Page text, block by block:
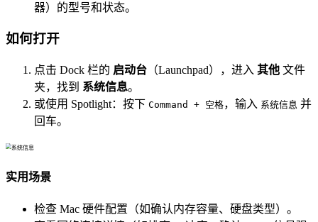
器）的型号和状态。
如何打开
点击 Dock 栏的 启动台 （Launchpad），进入 其他 文件
夹，找到 系统信息。
或使用 Spotlight：按下 Command + 空格，输入 系统信息 并
回车。
实用场景
检查 Mac 硬件配置（如确认内存容量、硬盘类型）。